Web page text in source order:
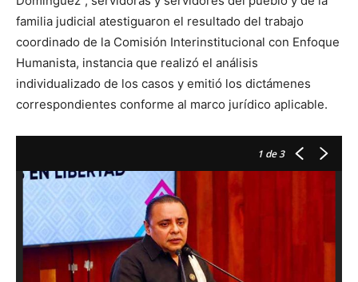
familia judicial atestiguaron el resultado del trabajo
coordinado de la Comisión Interinstitucional con Enfoque
Humanista, instancia que realizó el análisis
individualizado de los casos y emitió los dictámenes
correspondientes conforme al marco jurídico aplicable.
1 de 3